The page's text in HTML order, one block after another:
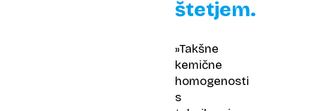
štetjem.
»Takšne
kemične
homogenosti
s